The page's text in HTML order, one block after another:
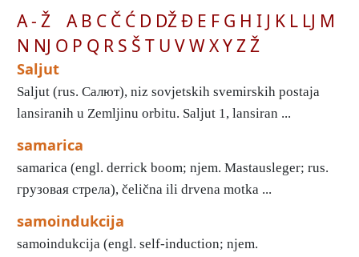
A - Ž A B C Č Ć D DŽĐ E F G H I J K L LJ M
N NJ O P Q R S Š T U VWXYZŽ
Saljut
Saljut (rus. Сaлют), niz sovjetskih svemirskih postaja
lansiranih u Zemljinu orbitu. Saljut 1, lansiran ...
samarica
samarica (engl. derrick boom; njem. Mastausleger; rus.
грузовая стрела), čelična ili drvena motka ...
samoindukcija
samoindukcija (engl. self-induction; njem.